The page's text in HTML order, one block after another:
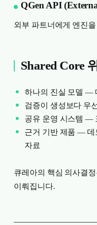
QGen API
외부 파트너에게 엔진
Shared Core
하나의 진실 모델 —
검증이 생성보다 우
공유 운영 시스템 —
근거 기반 제품 — 데
자료
큐레아의 핵심 의사결
이뤄집니다.